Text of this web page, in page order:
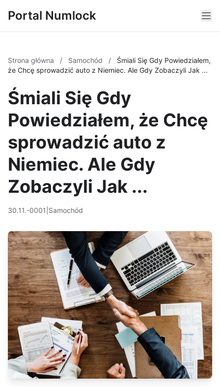
Portal Numlock
Strona główna / Samochód /
Śmiali Się Gdy Powiedziałem,
że Chcę sprowadzić auto z Niemiec. Ale Gdy Zobaczyli Jak ...
Śmiali Się Gdy
Powiedziałem, że Chcę
sprowadzić auto z
Niemiec. Ale Gdy
Zobaczyli Jak ...
30.11.-0001 Samochód